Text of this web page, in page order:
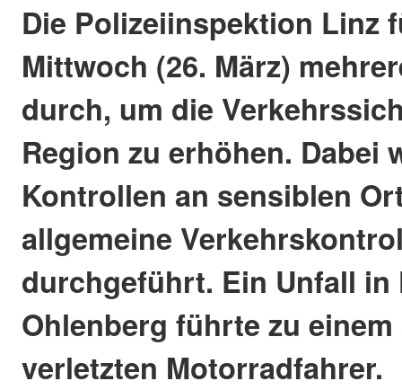
Die Polizeiinspektion Linz
Mittwoch (26. März)
durch, um die
Region zu erhöhen. Dabei
Kontrollen an sensiblen
allgemeine
durchgeführt. Ein Unfall in
Ohlenberg führte zu
verletzten Motorradfahrer.